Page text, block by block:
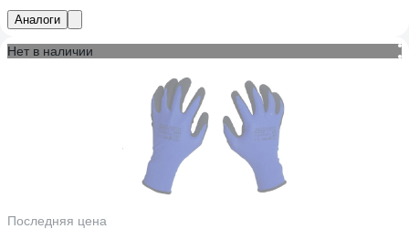
Аналоги
Нет в наличии
Последняя цена